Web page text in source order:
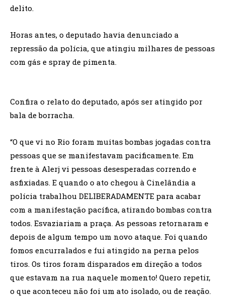
delito.
Horas antes, o deputado havia denunciado a
repressão da polícia, que atingiu milhares de pessoas
com gás e spray de pimenta.
Confira o relato do deputado, após ser atingido por
bala de borracha.
“O que vi no Rio foram muitas bombas jogadas contra
pessoas que se manifestavam pacificamente. Em
frente à Alerj vi pessoas desesperadas correndo e
asfixiadas. E quando o ato chegou à Cinelândia a
polícia trabalhou DELIBERADAMENTE para acabar
com a manifestação pacífica, atirando bombas contra
todos. Esvaziariam a praça. As pessoas retornaram e
depois de algum tempo um novo ataque. Foi quando
fomos encurralados e fui atingido na perna pelos
tiros. Os tiros foram disparados em direção a todos
que estavam na rua naquele momento! Quero repetir,
o que aconteceu não foi um ato isolado, ou de reação.